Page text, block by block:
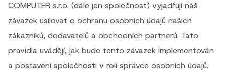
COMPUTER s.r.o. (dále jen společnost) vyjadřují náš
závazek usilovat o ochranu osobních údajů našich
zákazníků, dodavatelů a obchodních partnerů. Tato
pravidla uvádějí, jak bude tento závazek implementován
a postavení společnosti v roli správce osobních údajů.